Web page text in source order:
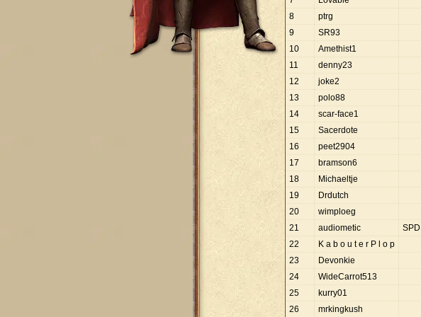
8
ptrg
9
SR93
10
Amethist1
11
denny23
12
joke2
13
polo88
14
scar-face1
15
Sacerdote
16
peet2904
17
bramson6
18
Michaeltje
19
Drdutch
20
wimploeg
21
audiometic SPD
22
K a b o u t e r P l o p
23
Devonkie
24
WideCarrot513
25
kurry01
26
mrkingkush